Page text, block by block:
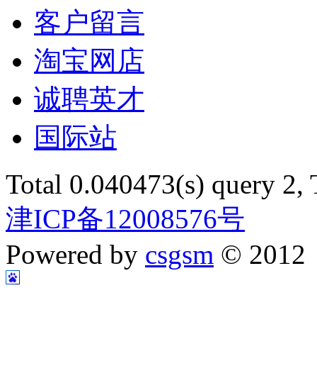
客户留言
淘宝网店
诚聘英才
国际站
Total 0.040473(s) query
津ICP备12008576号
Powered by csgsm © 2012